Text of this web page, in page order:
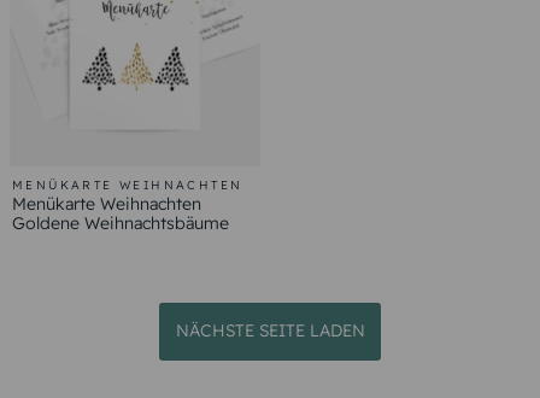
MENÜKARTE WEIHNACHTEN
Menükarte Weihnachten
Goldene Weihnachtsbäume
NÄCHSTE SEITE LADEN